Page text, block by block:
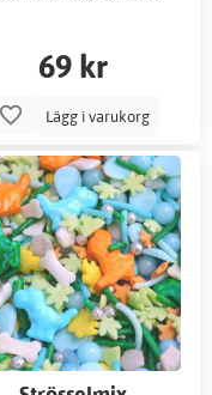
69 kr
Lägg i varukorg